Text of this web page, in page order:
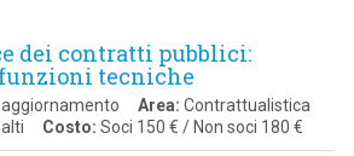
dei contratti pubblici:
tecniche
aggiornamento Area: Contrattualistica
Costo: Soci 150 € / Non soci 180 €